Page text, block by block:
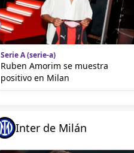
Serie A (serie-a)
Ruben Amorim se muestra
positivo en Milan
Inter de Milán